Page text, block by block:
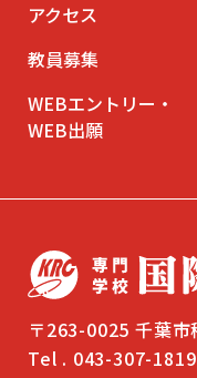
アクセス
教員募集
WEBエントリー・
WEB出願
〒263-0025 千葉
Tel . 043-307-